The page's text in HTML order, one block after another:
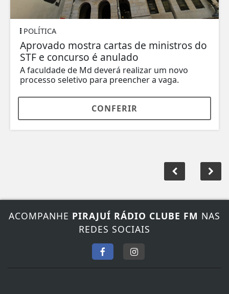
POLÍTICA
Aprovado mostra cartas de ministros do
STF e concurso é anulado
A faculdade de Md deverá realizar um novo
processo seletivo para preencher a vaga.
CONFERIR
ACOMPANHEPIRAJUÍ RÁDIO CLUBE FMNAS
REDES SOCIAIS